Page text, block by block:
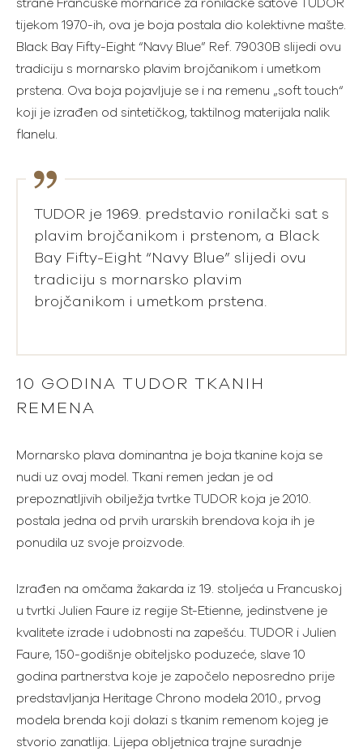
strane Francuske mornarice za ronilačke satove TUDOR
tijekom 1970-ih, ova je boja postala dio kolektivne mašte.
Black Bay Fifty-Eight “Navy Blue” Ref. 79030B slijedi ovu
tradiciju s mornarsko plavim brojčanikom i umetkom
prstena. Ova boja pojavljuje se i na remenu „soft touch“
koji je izrađen od sintetičkog, taktilnog materijala nalik
flanelu.
TUDOR je 1969. predstavio ronilački sat s
plavim brojčanikom i prstenom, a Black
Bay Fifty-Eight “Navy Blue” slijedi ovu
tradiciju s mornarsko plavim
brojčanikom i umetkom prstena.
10 GODINA TUDOR TKANIH
REMENA
Mornarsko plava dominantna je boja tkanine koja se
nudi uz ovaj model. Tkani remen jedan je od
prepoznatljivih obilježja tvrtke TUDOR koja je 2010.
postala jedna od prvih urarskih brendova koja ih je
ponudila uz svoje proizvode.
Izrađen na omčama žakarda iz 19. stoljeća u Francuskoj
u tvrtki Julien Faure iz regije St-Etienne, jedinstvene je
kvalitete izrade i udobnosti na zapešću. TUDOR i Julien
Faure, 150-godišnje obiteljsko poduzeće, slave 10
godina partnerstva koje je započelo neposredno prije
predstavljanja Heritage Chrono modela 2010., prvog
modela brenda koji dolazi s tkanim remenom kojeg je
stvorio zanatlija. Lijepa obljetnica trajne suradnje